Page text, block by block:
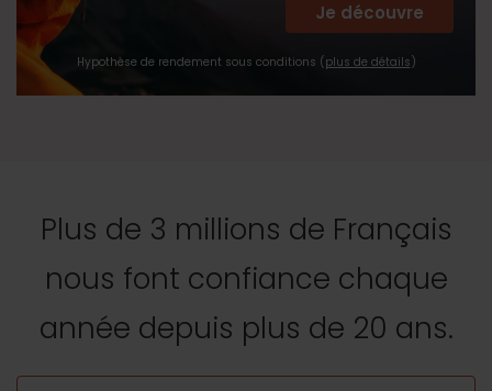
Hypothèse de rendement sous conditions ( plus de détails )
Je découvre
Plus de 3 millions de Français
nous font confiance chaque
année depuis plus de 20 ans.